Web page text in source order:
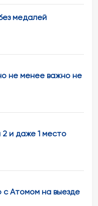
медалей
не менее важно не
и даже 1 место
с Атомом на выезде